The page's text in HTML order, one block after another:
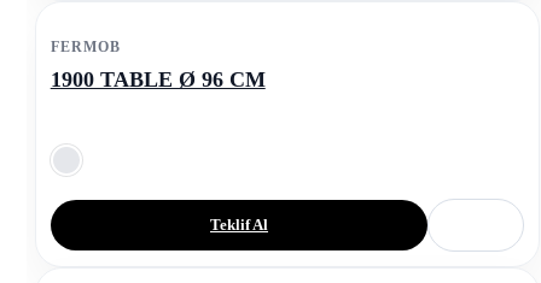
FERMOB
1900 TABLE Ø 96 CM
Teklif Al